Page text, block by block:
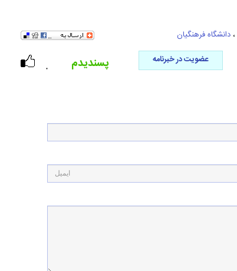
، دانشگاه فرهنگیان
عضویت در خبرنامه
۰ پسندیدم